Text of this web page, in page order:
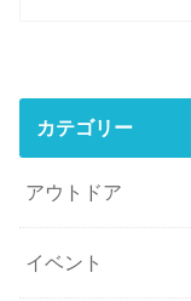
カテゴリー
アウトドア
イベント